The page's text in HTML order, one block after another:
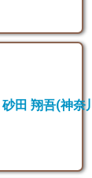
田 翔吾(神奈